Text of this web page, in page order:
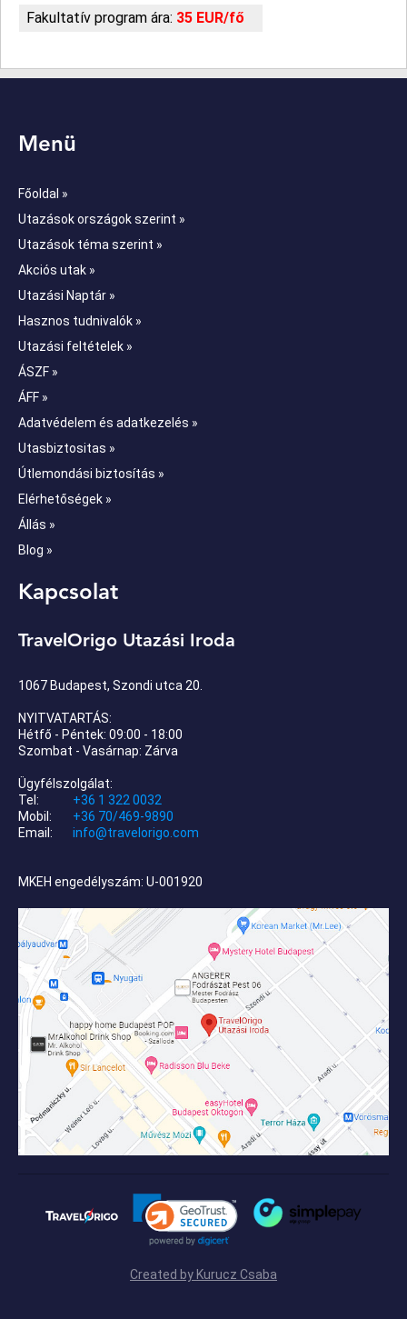
Fakultatív program ára: 35 EUR/fő
Menü
Főoldal »
Utazások országok szerint »
Utazások téma szerint »
Akciós utak »
Utazási Naptár »
Hasznos tudnivalók »
Utazási feltételek »
ÁSZF »
ÁFF »
Adatvédelem és adatkezelés »
Utasbiztositas »
Útlemondási biztosítás »
Elérhetőségek »
Állás »
Blog »
Kapcsolat
TravelOrigo Utazási Iroda
1067 Budapest, Szondi utca 20.
NYITVATARTÁS:
Hétfő - Péntek: 09:00 - 18:00
Szombat - Vasárnap: Zárva
Ügyfélszolgálat:
Tel:
+36 1 322 0032
Mobil:
+36 70/469-9890
Email:
info@travelorigo.com
MKEH engedélyszám: U-001920
Created by Kurucz Csaba